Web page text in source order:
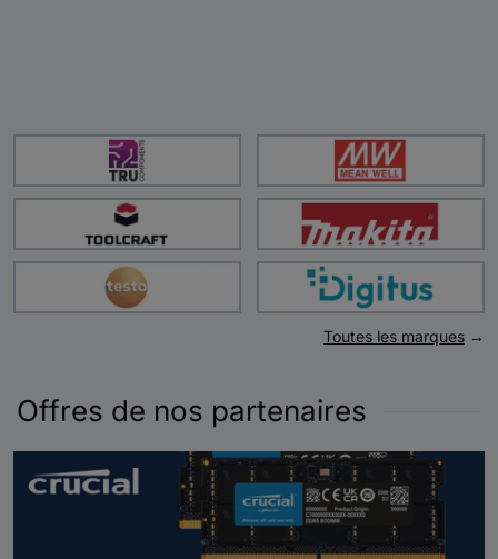
Toutes les marques →
Offres de nos partenaires